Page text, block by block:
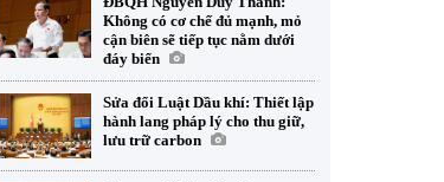
Không có cơ chế đủ mạnh, mỏ
cận biên sẽ tiếp tục nằm dưới
đáy biển
Sửa đổi Luật Dầu khí: Thiết lập
hành lang pháp lý cho thu giữ,
lưu trữ carbon